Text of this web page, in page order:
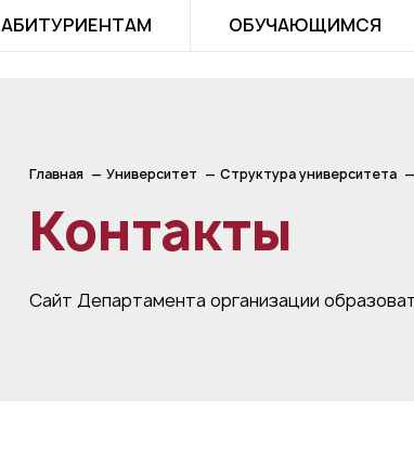
АБИТУРИЕНТАМ ОБУЧАЮЩИМСЯ
Главная Университет Структура университета
Контакты
Сайт Департамента организации